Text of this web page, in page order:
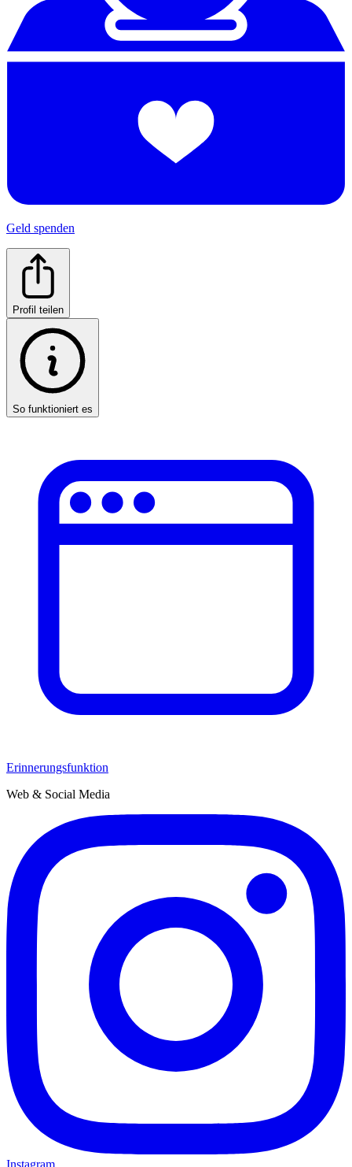
Geld spenden
Profil teilen
So funktioniert es
Erinnerungsfunktion
Web & Social Media
Instagram